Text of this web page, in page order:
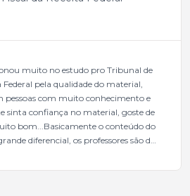
muito no estudo pro Tribunal de
Federal pela qualidade do material,
pessoas com muito conhecimento e
sinta confiança no material, goste de
bom...Basicamente o conteúdo do
diferencial, os professores são de
administração pública.Eu sempre